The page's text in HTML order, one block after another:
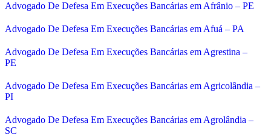
Advogado De Defesa Em Execuções Bancárias em Afrânio – PE
Advogado De Defesa Em Execuções Bancárias em Afuá – PA
Advogado De Defesa Em Execuções Bancárias em Agrestina –
PE
Advogado De Defesa Em Execuções Bancárias em Agricolândia –
PI
Advogado De Defesa Em Execuções Bancárias em Agrolândia –
SC